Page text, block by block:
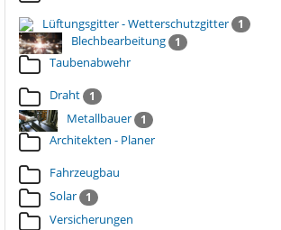
Lüftungsgitter - Wetterschutzgitter
1
Blechbearbeitung 1
Taubenabwehr
Draht
1
Metallbauer 1
Architekten - Planer
Fahrzeugbau
Solar
1
Versicherungen